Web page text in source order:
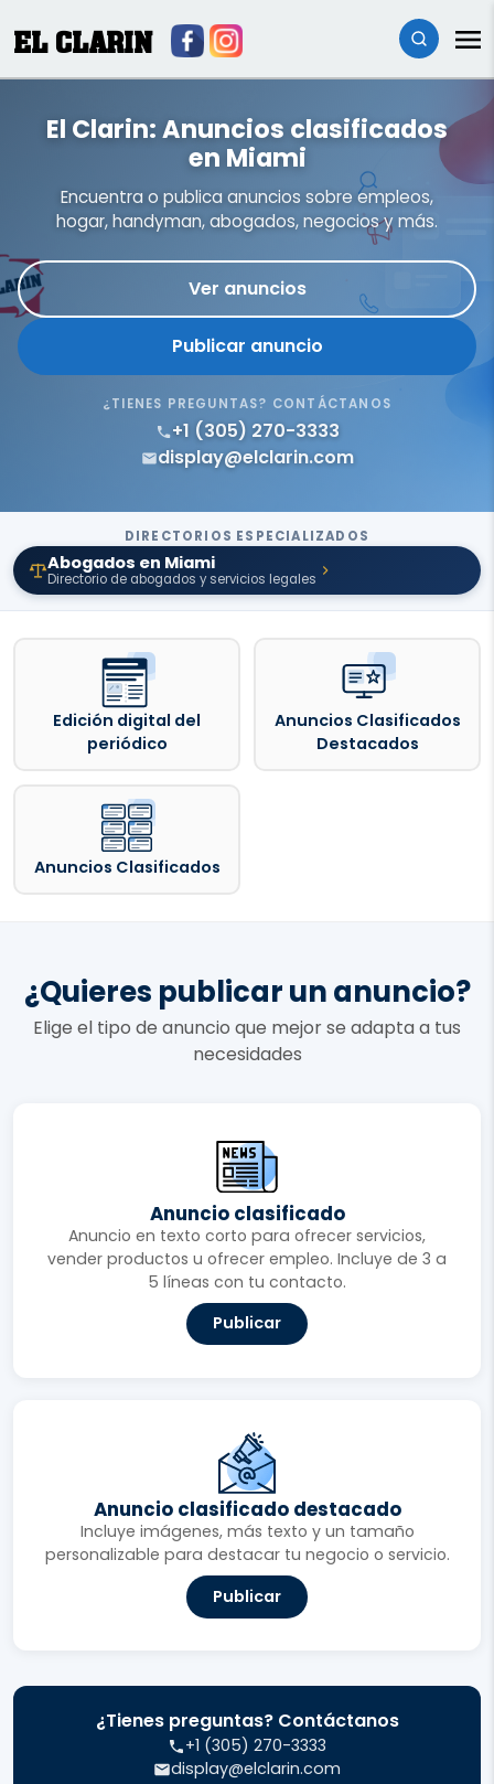
EL CLARIN
El Clarin: Anuncios clasificados
en Miami
Encuentra o publica anuncios sobre empleos,
hogar, handyman, abogados, negocios y más.
Ver anuncios
Publicar anuncio
¿TIENES PREGUNTAS? CONTÁCTANOS
+1 (305) 270-3333
display@elclarin.com
DIRECTORIOS ESPECIALIZADOS
Abogados en Miami
Directorio de abogados y servicios legales
Edición digital del
periódico
Anuncios Clasificados
Destacados
Anuncios Clasificados
¿Quieres publicar un anuncio?
Elige el tipo de anuncio que mejor se adapta a tus
necesidades
Anuncio clasificado
Anuncio en texto corto para ofrecer servicios,
vender productos u ofrecer empleo. Incluye de 3 a
5 líneas con tu contacto.
Publicar
Anuncio clasificado destacado
Incluye imágenes, más texto y un tamaño
personalizable para destacar tu negocio o servicio.
Publicar
¿Tienes preguntas? Contáctanos
+1 (305) 270-3333
display@elclarin.com